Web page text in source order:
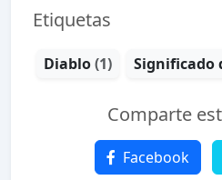
Etiquetas
Diablo(1) Significado
Comparte
Facebook